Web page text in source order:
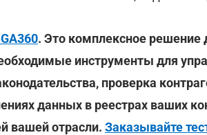
. Это комплексное решение
инструменты для
проверка
данных в реестрах ваших
вашей отрасли. Заказывайте